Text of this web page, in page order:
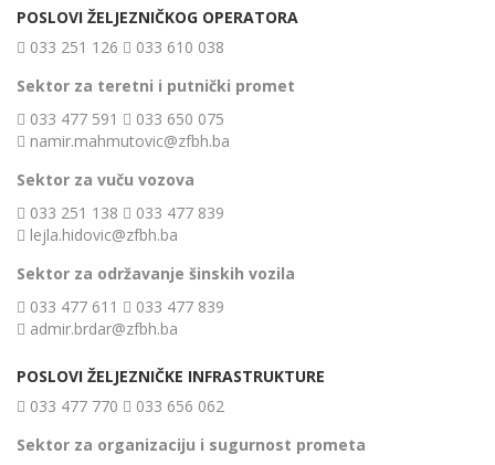
POSLOVI ŽELJEZNIČKOG OPERATORA
033 251 126
033 610 038
Sektor za teretni i putnički promet
033 477 591
033 650 075
namir.mahmutovic@zfbh.ba
Sektor za vuču vozova
033 251 138
033 477 839
lejla.hidovic@zfbh.ba
Sektor za održavanje šinskih vozila
033 477 611
033 477 839
admir.brdar@zfbh.ba
POSLOVI ŽELJEZNIČKE INFRASTRUKTURE
033 477 770
033 656 062
Sektor za organizaciju i sugurnost prometa